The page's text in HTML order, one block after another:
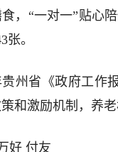
，“一对一”贴心
张。
贵州省《政府工作
和激励机制，养
好 付友